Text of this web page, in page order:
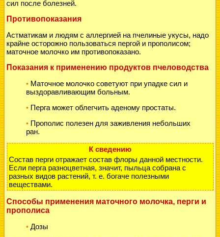
сил после болезней.
Противопоказания
Астматикам и людям с аллергией на пчелиные укусы, надо
крайне осторожно пользоваться пергой и прополисом;
маточное молочко им противопоказано.
Показания к применению продуктов пчеловодства
• Маточное молочко советуют при упадке сил и
выздоравливающим больным.
• Перга может облегчить аденому простаты.
• Прополис полезен для заживления небольших
ран.
К сведению
Состав перги отражает состав флоры данной местности.
Если перга разноцветная, значит, пыльца собрана с
разных видов растений, т. е. богаче полезными
веществами.
Способы применения маточного молочка, перги и
прополиса
• Дозы